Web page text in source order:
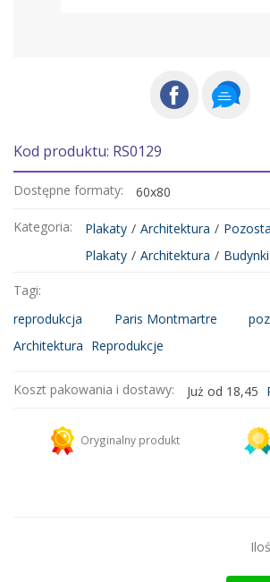
Kod produktu: RS0129
Dostępne formaty: 60x80
Kategoria: Plakaty / Architektura /
Plakaty / Architektura /
Tagi:
reprodukcja
Paris Montmartre
Architektura Reprodukcje
Koszt pakowania i dostawy: Już od 18,45
Kurier DHL
Dodaj więcej produktów do koszyka i zapłać za
Oryginalny produkt